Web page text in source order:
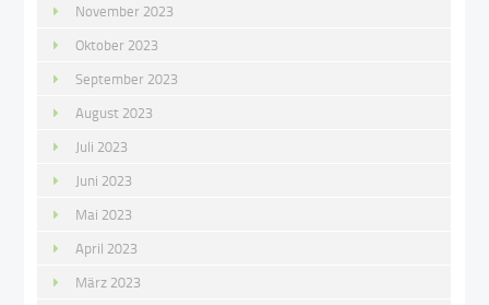
November 2023
Oktober 2023
September 2023
August 2023
Juli 2023
Juni 2023
Mai 2023
April 2023
März 2023